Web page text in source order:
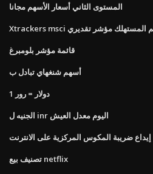
المستوى الثاني أسعار الأسهم مجانا
قائمة مؤشر بلومبرغ
أسهم شنغهاي تبادل ب
1 دولار = رور
الجنيه ل inr اليوم معدل العيش
إيداع ضريبة المكوس المركزية على الانترنت
تصنيف بيع netflix